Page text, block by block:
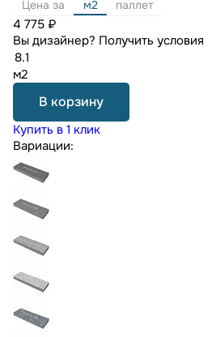
Цена за м2 паллет
4 775 ₽
Вы дизайнер? Получить условия
м2
В корзину
Купить в 1 клик
Вариации: